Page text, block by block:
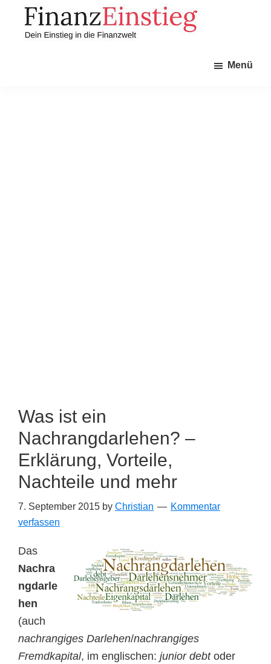
Inhalt
Seitenspalte
Menü
Was ist ein
Nachrangdarlehen? –
Erklärung, Vorteile,
Nachteile und mehr
7. September 2015 by Christian
Kommentar
verfassen
Das
Nachra
ngdarle
hen
(auch
nachrangiges Darlehen/nachrangiges
Fremdkapital, im englischen: junior debtoder